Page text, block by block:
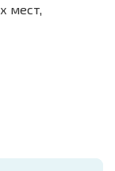
мест,